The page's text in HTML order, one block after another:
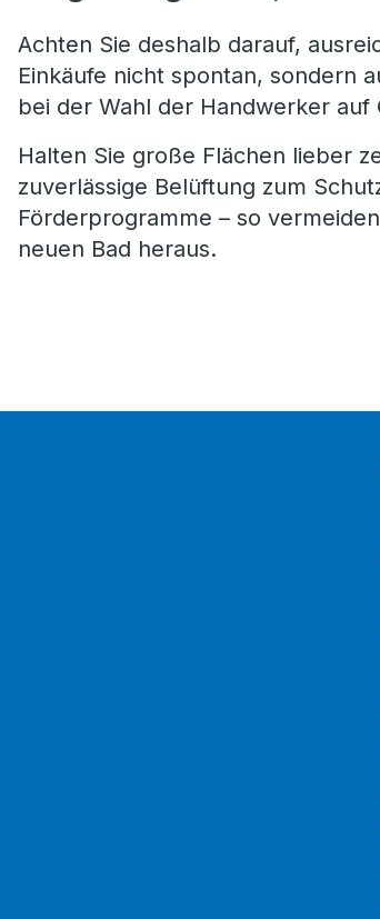
Achten Sie deshalb darauf,
Einkäufe nicht spontan, sondern
bei der Wahl der Handwerker
Halten Sie große Flächen lieber
zuverlässige Belüftung zum
Förderprogramme – so
neuen Bad heraus.